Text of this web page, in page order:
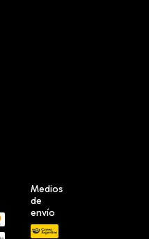
Medios
de
envío